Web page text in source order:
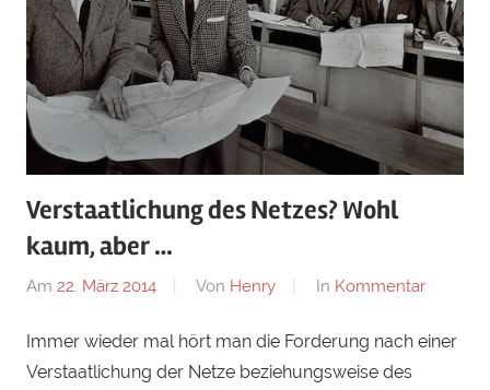
Verstaatlichung des Netzes? Wohl
kaum, aber …
Am 22. März 2014 Von Henry In Kommentar
Immer wieder mal hört man die Forderung nach einer
Verstaatlichung der Netze beziehungsweise des